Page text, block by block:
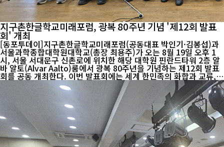
지구촌한글학교미래포럼, 광복 80주년 기념 '제12회 발표
회' 개최
[동포투데이]지구촌한글학교미래포럼(공동대표 박인기·김봉섭)과
서울과학종합대학원대학교(총장 최용주)가 오는 8월 19일 오후 1
시, 서울 서대문구 신촌로에 위치한 해당 대학원 핀란드타워 2층 알
바 알토(Alvar Aalto)룸에서 광복 80주년을 기념하는 제12회 발표
회를 공동 개최한다. 이번 발표회에는 세계 한민족의 화합과 교류,
차세대 동포 인재 양성에 기여해온 김덕룡 전 정무장관(5선 국회의
원)을 비롯해, K-종이접기와 종이문화를 세계에 알리고 있는 노영혜
종이문화재단·세계종이접기연합 이사장, 한복 세계화에 앞장서온
정 사무엘 한문화진흥협회 회장, 그리고 유럽 무대에서 활약 중인 임
채욱 파리국립오페라단 바리톤이 함께한다. 또한 김경근 전 재외동
포재단 이사장, 성경륭 상지대 총장, 이상진 전 주뉴질랜드 대사 등
각계 인사들도 대거 참석할 예정이다. 행사는 1부와 2부로 나뉘어
진행된다. 1부는...